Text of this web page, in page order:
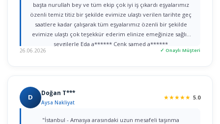
başta nurullah bey ve tüm ekip çok iyi iş çıkardı eşyalarımız
özenli temiz titiz bir şekilde evimize ulaştı verilen tarihte geç
saatlere kadar çalışarak tüm eşyalarımız özenli bir şekilde
evimize ulaştı çok teşekkür ederim elinize emeğinize sağlık
sevgilerle Eda a****** Cenk samed a******
26.06.2026 ✓ Onaylı Müşteri
D Doğan T***
Aysa Nakliyat
★★★★★ 5.0
"İstanbul - Amasya arasındaki uzun mesafeli taşınma